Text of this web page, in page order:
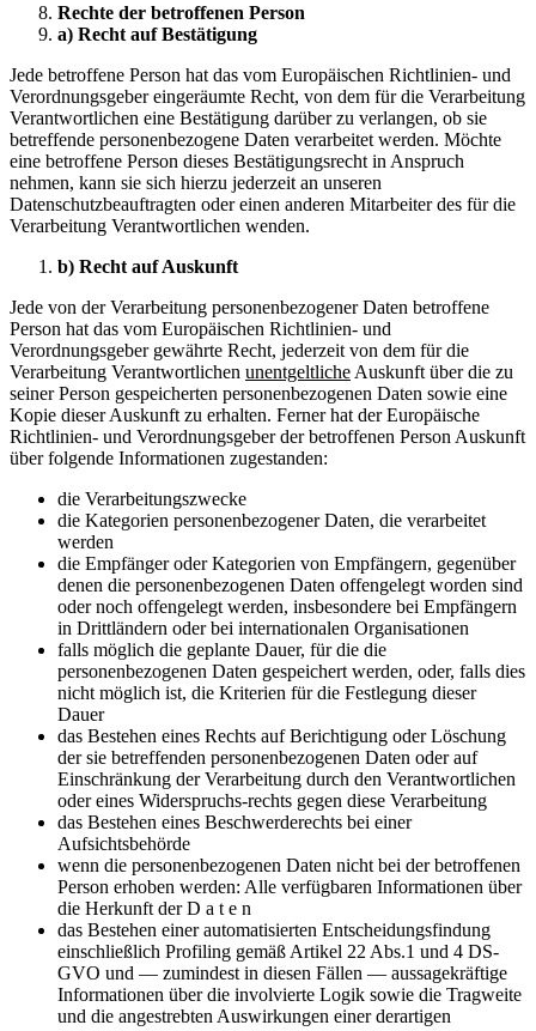
Rechte der betroffenen Person
a) Recht auf Bestätigung
Jede betroffene Person hat das vom Europäischen Richtlinien- und
Verordnungsgeber eingeräumte Recht, von dem für die Verarbeitung
Verantwortlichen eine Bestätigung darüber zu verlangen, ob sie
betreffende personenbezogene Daten verarbeitet werden. Möchte
eine betroffene Person dieses Bestätigungsrecht in Anspruch
nehmen, kann sie sich hierzu jederzeit an unseren
Datenschutzbeauftragten oder einen anderen Mitarbeiter des für die
Verarbeitung Verantwortlichen wenden.
b) Recht auf Auskunft
Jede von der Verarbeitung personenbezogener Daten betroffene
Person hat das vom Europäischen Richtlinien- und
Verordnungsgeber gewährte Recht, jederzeit von dem für die
Verarbeitung Verantwortlichen unentgeltliche Auskunft über die zu
seiner Person gespeicherten personenbezogenen Daten sowie eine
Kopie dieser Auskunft zu erhalten. Ferner hat der Europäische
Richtlinien- und Verordnungsgeber der betroffenen Person Auskunft
über folgende Informationen zugestanden:
die Verarbeitungszwecke
die Kategorien personenbezogener Daten, die verarbeitet
werden
die Empfänger oder Kategorien von Empfängern, gegenüber
denen die personenbezogenen Daten offengelegt worden sind
oder noch offengelegt werden, insbesondere bei Empfängern
in Drittländern oder bei internationalen Organisationen
falls möglich die geplante Dauer, für die die
personenbezogenen Daten gespeichert werden, oder, falls dies
nicht möglich ist, die Kriterien für die Festlegung dieser
Dauer
das Bestehen eines Rechts auf Berichtigung oder Löschung
der sie betreffenden personenbezogenen Daten oder auf
Einschränkung der Verarbeitung durch den Verantwortlichen
oder eines Widerspruchs-rechts gegen diese Verarbeitung
das Bestehen eines Beschwerderechts bei einer
Aufsichtsbehörde
wenn die personenbezogenen Daten nicht bei der betroffenen
Person erhoben werden: Alle verfügbaren Informationen über
die Herkunft der D a t e n
das Bestehen einer automatisierten Entscheidungsfindung
einschließlich Profiling gemäß Artikel 22 Abs.1 und 4 DS-
GVO und — zumindest in diesen Fällen — aussagekräftige
Informationen über die involvierte Logik sowie die Tragweite
und die angestrebten Auswirkungen einer derartigen